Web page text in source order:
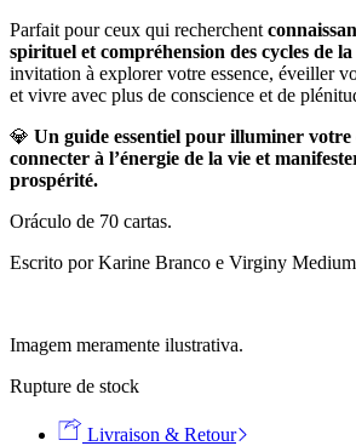
Parfait pour ceux qui recherchent
spirituel et compréhension des cycles de la
invitation à explorer votre essence, éveiller
et vivre avec plus de conscience et de
💎 Un guide essentiel pour illuminer votre
connecter à l’énergie de la vie et
prospérité.
Oráculo de 70 cartas.
Escrito por Karine Branco e Virginy
Imagem meramente ilustrativa.
Rupture de stock
Livraison & Retour